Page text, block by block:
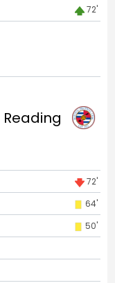
72'
Reading
72'
64'
50'